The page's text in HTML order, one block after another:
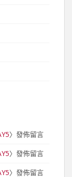
〉發佈留言
〉發佈留言
〉發佈留言